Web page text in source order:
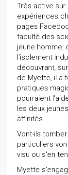
Très active
expériences
pages
faculté des
jeune homme,
l'isolement
découvrant,
de Myette, il a
pratiques
pourraient
les deux
affinités.
Vont-ils
particuliers
visu ou s'en
Myette